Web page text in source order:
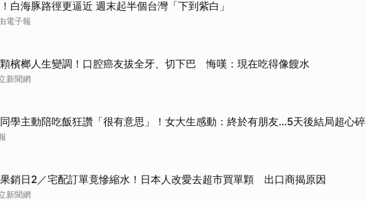
白海豚路徑更逼近 週末起半個台灣「下到紫白」
電子報
檳榔人生變調！口腔癌友拔全牙、切下巴 悔嘆：現在吃得像餿水
新聞網
學主動陪吃飯狂讚「很有意思」！女大生感動：終於有朋友…5天後結局超心碎
銷日2／宅配訂單竟慘縮水！日本人改愛去超市買單顆 出口商揭原因
新聞網